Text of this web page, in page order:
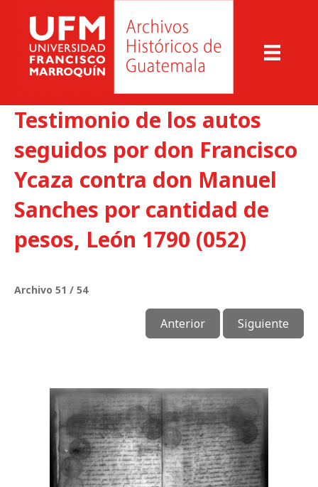
Testimonio de los autos
seguidos por don Francisco
Ycaza contra don Manuel
Sanches por cantidad de
pesos, León 1790 (052)
Archivo 51 / 54
Anterior Siguiente